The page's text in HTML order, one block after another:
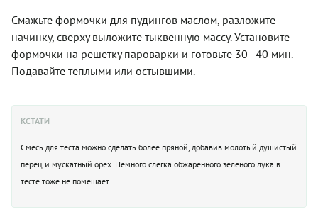
Смажьте формочки для пудингов маслом, разложите
начинку, сверху выложите тыквенную массу. Установите
формочки на решетку пароварки и готовьте 30–40 мин.
Подавайте теплыми или остывшими.
КСТАТИ
Смесь для теста можно сделать более пряной, добавив молотый душистый
перец и мускатный орех. Немного слегка обжаренного зеленого лука в
тесте тоже не помешает.